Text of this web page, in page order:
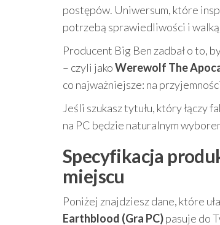
postępów. Uniwersum, które
potrzebą sprawiedliwości i
Producent Big Ben zadbał o to,
– czyli jakoWerewolf The
co najważniejsze: na
Jeśli szukasz tytułu, który łączy
na PC będzie naturalnym
Specyfikacja
miejscu
Poniżej znajdziesz dane, które
Earthblood (Gra PC)pasuje do